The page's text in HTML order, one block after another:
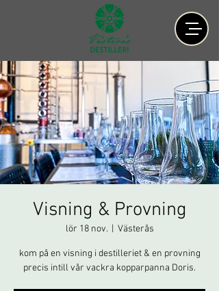
Visning & Provning
lör 18 nov.
  |
Västerås
kom på en visning i destilleriet & en provning
precis intill vår vackra kopparpanna Doris.